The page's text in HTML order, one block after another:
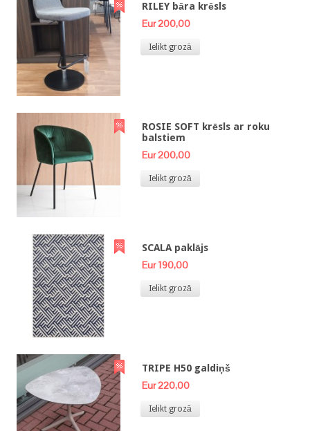
RILEY bāra krēsls
Eur 200,00
Ielikt grozā
ROSIE SOFT krēsls ar roku
balstiem
Eur 200,00
Ielikt grozā
SCALA paklājs
Eur 190,00
Ielikt grozā
TRIPE H50 galdiņš
Eur 220,00
Ielikt grozā